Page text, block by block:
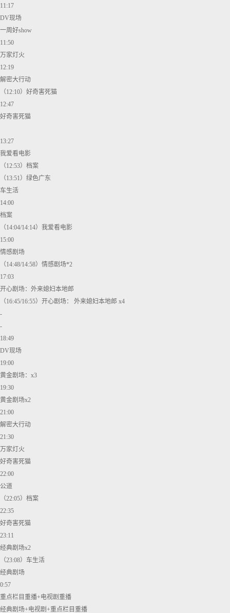
11:17
DV现场
一周好show
11:50
万家灯火
12:19
解密大行动
（12:10）好奇害死猫
12:47
好奇害死猫
13:27
我爱看电影
（12:53）档案
（13:51）绿色广东
车生活
14:00
档案
（14:04/14:14）我爱看电影
15:00
情感剧场
（14:48/14:58）情感剧场*2
17:03
开心剧场：外来媳妇本地郎
（16:45/16:55）开心剧场： 外来媳妇本地郎 x4
-
-
18:49
DV现场
19:00
黄金剧场：x3
19:30
黄金剧场x2
21:00
解密大行动
21:30
万家灯火
好奇害死猫
22:00
公道
（22:05）档案
22:35
好奇害死猫
23:11
经典剧场x2
（23:08）车生活
经典剧场
0:57
重点栏目重播+电视剧重播
经典剧场+电视剧+重点栏目重播